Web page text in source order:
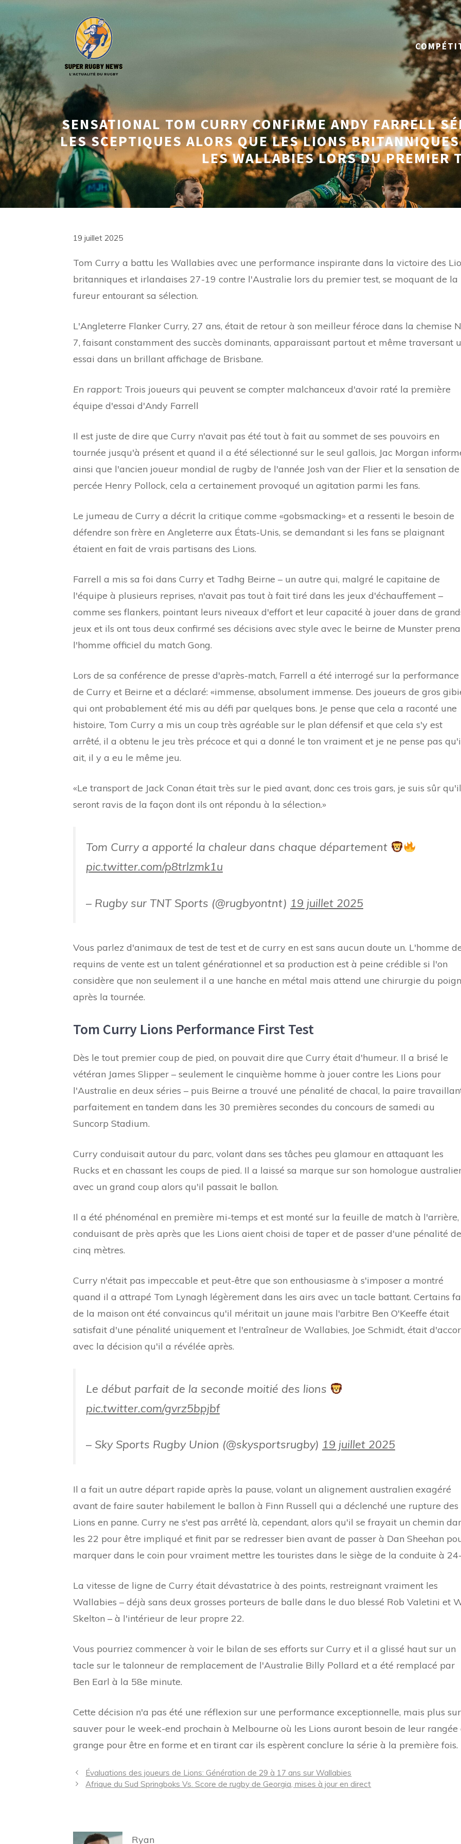
Aller
contenu
SENSATIONAL TOM CURRY CONFIRME ANDY FARRELL
LES SCEPTIQUES ALORS QUE LES LIONS
LES WALLABIES LORS DU PREMIER
19 juillet 2025
Tom Curry a battu les Wallabies avec une performance inspirante dans la victoire des
britanniques et irlandaises 27-19 contre l'Australie lors du premier test, se moquant de la
fureur entourant sa sélection.
L'Angleterre Flanker Curry, 27 ans, était de retour à son meilleur féroce dans la chemise
7, faisant constamment des succès dominants, apparaissant partout et même traversant
essai dans un brillant affichage de Brisbane.
En rapport: Trois joueurs qui peuvent se compter malchanceux d'avoir raté la première
équipe d'essai d'Andy Farrell
Il est juste de dire que Curry n'avait pas été tout à fait au sommet de ses pouvoirs en
tournée jusqu'à présent et quand il a été sélectionné sur le seul gallois, Jac Morgan
ainsi que l'ancien joueur mondial de rugby de l'année Josh van der Flier et la sensation de
percée Henry Pollock, cela a certainement provoqué un agitation parmi les fans.
Le jumeau de Curry a décrit la critique comme «gobsmacking» et a ressenti le besoin de
défendre son frère en Angleterre aux États-Unis, se demandant si les fans se plaignant
étaient en fait de vrais partisans des Lions.
Farrell a mis sa foi dans Curry et Tadhg Beirne – un autre qui, malgré le capitaine de
l'équipe à plusieurs reprises, n'avait pas tout à fait tiré dans les jeux d'échauffement –
comme ses flankers, pointant leurs niveaux d'effort et leur capacité à jouer dans de
jeux et ils ont tous deux confirmé ses décisions avec style avec le beirne de Munster
l'homme officiel du match Gong.
Lors de sa conférence de presse d'après-match, Farrell a été interrogé sur la performance
de Curry et Beirne et a déclaré: «immense, absolument immense. Des joueurs de gros
qui ont probablement été mis au défi par quelques bons. Je pense que cela a raconté une
histoire, Tom Curry a mis un coup très agréable sur le plan défensif et que cela s'y est
arrêté, il a obtenu le jeu très précoce et qui a donné le ton vraiment et je ne pense pas
ait, il y a eu le même jeu.
«Le transport de Jack Conan était très sur le pied avant, donc ces trois gars, je suis sûr
seront ravis de la façon dont ils ont répondu à la sélection.»
Tom Curry a apporté la chaleur dans chaque département
pic.twitter.com/p8trlzmk1u
– Rugby sur TNT Sports (@rugbyontnt) 19 juillet 2025
Vous parlez d'animaux de test de test et de curry en est sans aucun doute un. L'homme
requins de vente est un talent générationnel et sa production est à peine crédible si l'on
considère que non seulement il a une hanche en métal mais attend une chirurgie du
après la tournée.
Tom Curry Lions Performance First Test
Dès le tout premier coup de pied, on pouvait dire que Curry était d'humeur. Il a brisé le
vétéran James Slipper – seulement le cinquième homme à jouer contre les Lions pour
l'Australie en deux séries – puis Beirne a trouvé une pénalité de chacal, la paire
parfaitement en tandem dans les 30 premières secondes du concours de samedi au
Suncorp Stadium.
Curry conduisait autour du parc, volant dans ses tâches peu glamour en attaquant les
Rucks et en chassant les coups de pied. Il a laissé sa marque sur son homologue
avec un grand coup alors qu'il passait le ballon.
Il a été phénoménal en première mi-temps et est monté sur la feuille de match à l'arrière,
conduisant de près après que les Lions aient choisi de taper et de passer d'une pénalité de
cinq mètres.
Curry n'était pas impeccable et peut-être que son enthousiasme à s'imposer a montré
quand il a attrapé Tom Lynagh légèrement dans les airs avec un tacle battant. Certains
de la maison ont été convaincus qu'il méritait un jaune mais l'arbitre Ben O'Keeffe était
satisfait d'une pénalité uniquement et l'entraîneur de Wallabies, Joe Schmidt, était
avec la décision qu'il a révélée après.
Le début parfait de la seconde moitié des lions
pic.twitter.com/gvrz5bpjbf
– Sky Sports Rugby Union (@skysportsrugby) 19 juillet 2025
Il a fait un autre départ rapide après la pause, volant un alignement australien exagéré
avant de faire sauter habilement le ballon à Finn Russell qui a déclenché une rupture des
Lions en panne. Curry ne s'est pas arrêté là, cependant, alors qu'il se frayait un chemin
les 22 pour être impliqué et finit par se redresser bien avant de passer à Dan Sheehan
marquer dans le coin pour vraiment mettre les touristes dans le siège de la conduite à
La vitesse de ligne de Curry était dévastatrice à des points, restreignant vraiment les
Wallabies – déjà sans deux grosses porteurs de balle dans le duo blessé Rob Valetini et
Skelton – à l'intérieur de leur propre 22.
Vous pourriez commencer à voir le bilan de ses efforts sur Curry et il a glissé haut sur un
tacle sur le talonneur de remplacement de l'Australie Billy Pollard et a été remplacé par
Ben Earl à la 58e minute.
Cette décision n'a pas été une réflexion sur une performance exceptionnelle, mais plus
sauver pour le week-end prochain à Melbourne où les Lions auront besoin de leur rangée
grange pour être en forme et en tirant car ils espèrent conclure la série à la première fois.
Navigation
des
Évaluations des joueurs de Lions: Génération de 29 à 17 ans sur Wallabies
Afrique du Sud Springboks Vs. Score de rugby de Georgia, mises à jour en direct
Ryan